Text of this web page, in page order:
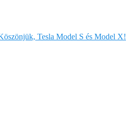
Tesla Model S és Model X!